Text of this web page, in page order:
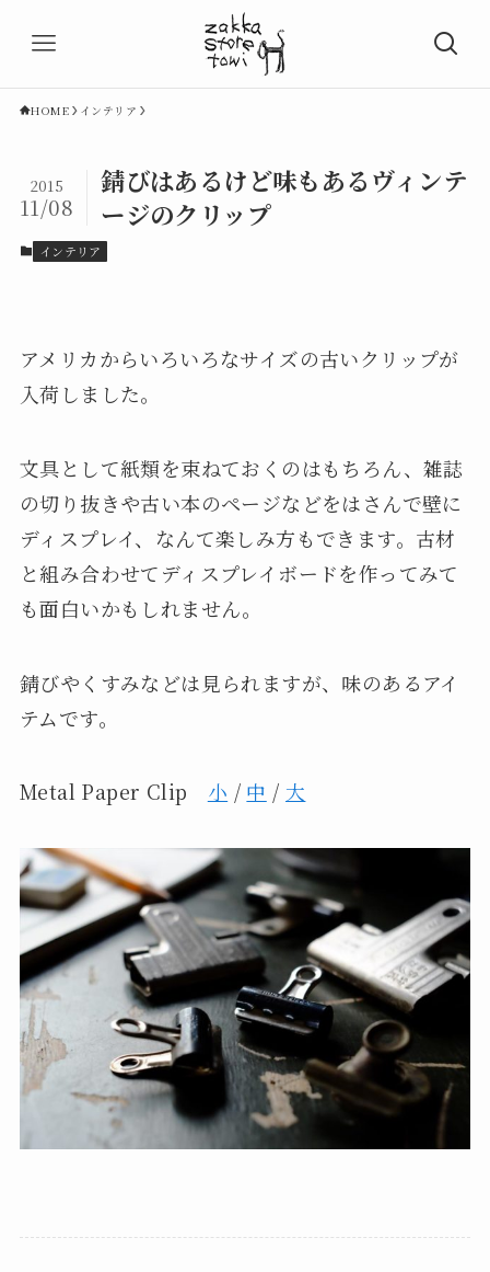
HOME インテリア
錆びはあるけど味もあるヴィンテ
ージのクリップ
2015
11/08
インテリア
アメリカからいろいろなサイズの古いクリップが
入荷しました。
文具として紙類を束ねておくのはもちろん、雑誌
の切り抜きや古い本のページなどをはさんで壁に
ディスプレイ、なんて楽しみ方もできます。古材
と組み合わせてディスプレイボードを作ってみて
も面白いかもしれません。
錆びやくすみなどは見られますが、味のあるアイ
テムです。
Metal Paper Clip 小 / 中 / 大